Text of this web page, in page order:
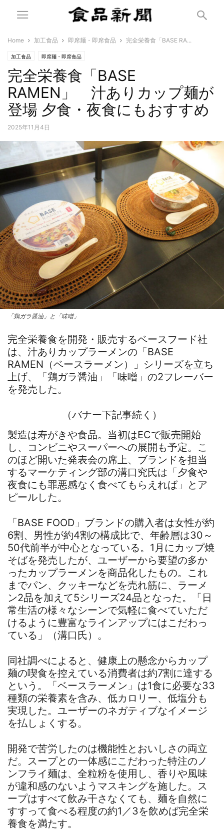
Home 加工食品 即席麺・即席食品 完全栄養食「BASE RA...
加工食品 即席麺・即席食品
完全栄養食「BASE
RAMEN」 汁ありカップ麺が
登場 夕食・夜食にもおすすめ
2025年11月4日
「鶏ガラ醤油」と「味噌」
完全栄養食を開発・販売するベースフード社
は、汁ありカップラーメンの「BASE
RAMEN（ベースラーメン）」シリーズを立ち
上げ、「鶏ガラ醤油」「味噌」の2フレーバー
を発売した。
（バナー下記事続く）
製造は寿がきや食品。当初はECで販売開始
し、コンビニやスーパーへの展開も予定。こ
のほど開いた発表会の席上、ブランドを担当
するマーケティング部の溝口究氏は「夕食や
夜食にも罪悪感なく食べてもらえれば」とア
ピールした。
「BASE FOOD」ブランドの購入者は女性が約
6割、男性が約4割の構成比で、年齢層は30～
50代前半が中心となっている。1月にカップ焼
そばを発売したが、ユーザーから要望の多か
ったカップラーメンを商品化したもの。これ
までパン、クッキーなどを売れ筋に、ラーメ
ン2品を加えて5シリーズ24品となった。「日
常生活の様々なシーンで気軽に食べていただ
けるように豊富なラインアップにはこだわっ
ている」（溝口氏）。
同社調べによると、健康上の懸念からカップ
麺の喫食を控えている消費者は約7割に達する
という。「ベースラーメン」は1食に必要な33
種類の栄養素を含み、低カロリー、低塩分も
実現した。ユーザーのネガティブなイメージ
を払しょくする。
開発で苦労したのは機能性とおいしさの両立
だ。スープとの一体感にこだわった特注のノ
ンフライ麺は、全粒粉を使用し、香りや風味
が違和感のないようマスキングを施した。ス
ープはすべて飲み干さなくても、麺を自然に
すすって食べる程度の約1／3を飲めば完全栄
養食を満たす。